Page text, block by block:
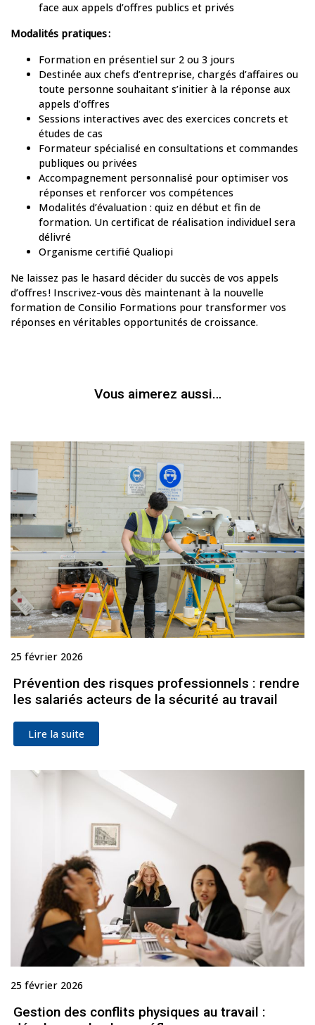
face aux appels d’offres publics et privés
Modalités pratiques:
Formation en présentiel sur 2 ou 3 jours
Destinée aux chefs d’entreprise, chargés d’affaires ou
toute personne souhaitant s’initier à la réponse aux
appels d’offres
Sessions interactives avec des exercices concrets et
études de cas
Formateur spécialisé en consultations et commandes
publiques ou privées
Accompagnement personnalisé pour optimiser vos
réponses et renforcer vos compétences
Modalités d’évaluation : quiz en début et fin de
formation. Un certificat de réalisation individuel sera
délivré
Organisme certifié Qualiopi
Ne laissez pas le hasard décider du succès de vos appels
d’offres ! Inscrivez-vous dès maintenant à la nouvelle
formation de Consilio Formations pour transformer vos
réponses en véritables opportunités de croissance.
Vous aimerez aussi…
25 février 2026
Prévention des risques professionnels : rendre
les salariés acteurs de la sécurité au travail
Lire la suite
25 février 2026
Gestion des conflits physiques au travail :